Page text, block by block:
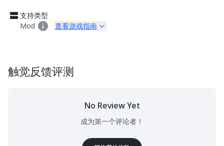
支持类型
Mod
查看游戏指南
触觉反馈评测
No Review Yet
成为第一个评论者！